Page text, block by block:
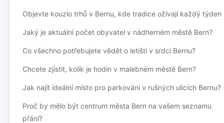
Objevte kouzlo trhů v Bernu, kde tradice ožívají každý týden
Jaký je aktuální počet obyvatel v nádherném městě Bern?
Co všechno potřebujete vědět o letišti v srdci Bernu?
Chcete zjistit, kolik je hodin v malebném městě Bern?
Jak najít ideální místo pro parkování v rušných ulicích Bernu?
Proč by mělo být centrum města Bern na vašem seznamu
přání?